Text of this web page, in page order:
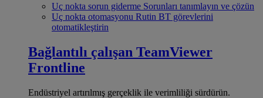
Uç nokta sorun giderme Sorunları tanımlayın ve çözün
Uç nokta otomasyonu Rutin BT görevlerini
otomatikleştirin
Bağlantılı çalışan TeamViewer
Frontline
Endüstriyel artırılmış gerçeklik ile verimliliği sürdürün.